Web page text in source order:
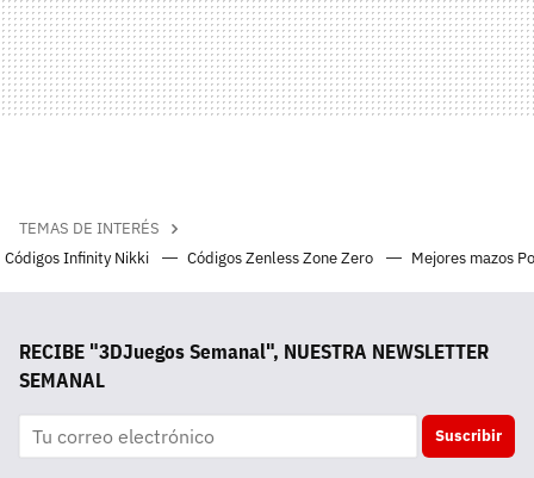
TEMAS DE INTERÉS
Códigos Infinity Nikki
Códigos Zenless Zone Zero Mejores mazos
RECIBE "3DJuegos Semanal", NUESTRA NEWSLETTER
SEMANAL
Suscribir